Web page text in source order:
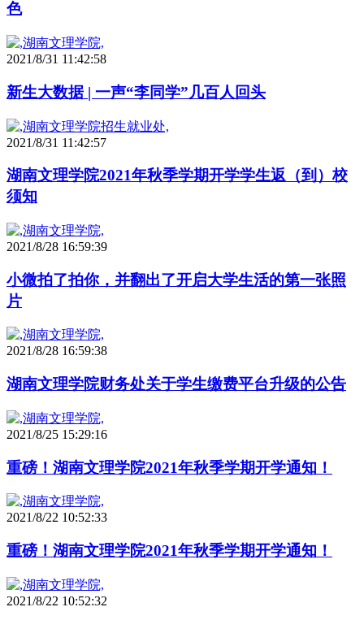
色
2021/8/31 11:42:58
新生大数据 | 一声“李同学”几百人回头
2021/8/31 11:42:57
湖南文理学院2021年秋季学期开学学生返（到）校
须知
2021/8/28 16:59:39
小微拍了拍你，并翻出了开启大学生活的第一张照
片
2021/8/28 16:59:38
湖南文理学院财务处关于学生缴费平台升级的公告
2021/8/25 15:29:16
重磅！湖南文理学院2021年秋季学期开学通知！
2021/8/22 10:52:33
重磅！湖南文理学院2021年秋季学期开学通知！
2021/8/22 10:52:32